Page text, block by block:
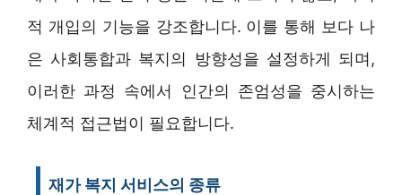
적 개입의 기능을 강조합니다. 이를 통해 보다 나
은 사회통합과 복지의 방향성을 설정하게 되며,
이러한 과정 속에서 인간의 존엄성을 중시하는
체계적 접근법이 필요합니다.
재가 복지 서비스의 종류